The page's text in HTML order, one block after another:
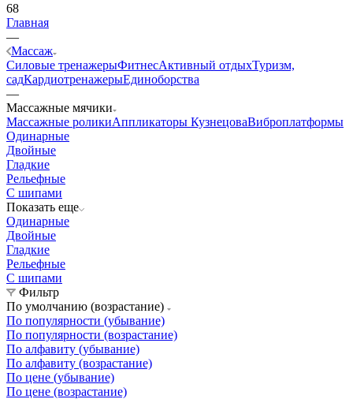
68
Главная
—
Массаж
Силовые тренажерыФитнесАктивный отдыхТуризм,
садКардиотренажерыЕдиноборства
—
Массажные мячики
Массажные роликиАппликаторы КузнецоваВиброплатформы
Одинарные
Двойные
Гладкие
Рельефные
С шипами
Показать еще
Одинарные
Двойные
Гладкие
Рельефные
С шипами
Фильтр
По умолчанию (возрастание)
По популярности (убывание)
По популярности (возрастание)
По алфавиту (убывание)
По алфавиту (возрастание)
По цене (убывание)
По цене (возрастание)